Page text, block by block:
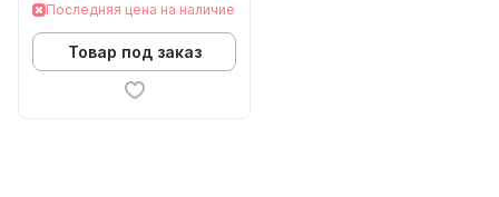
Последняя цена на наличие
Товар под заказ